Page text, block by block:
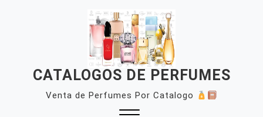
CATALOGOS DE PERFUMES
Venta de Perfumes Por Catalogo